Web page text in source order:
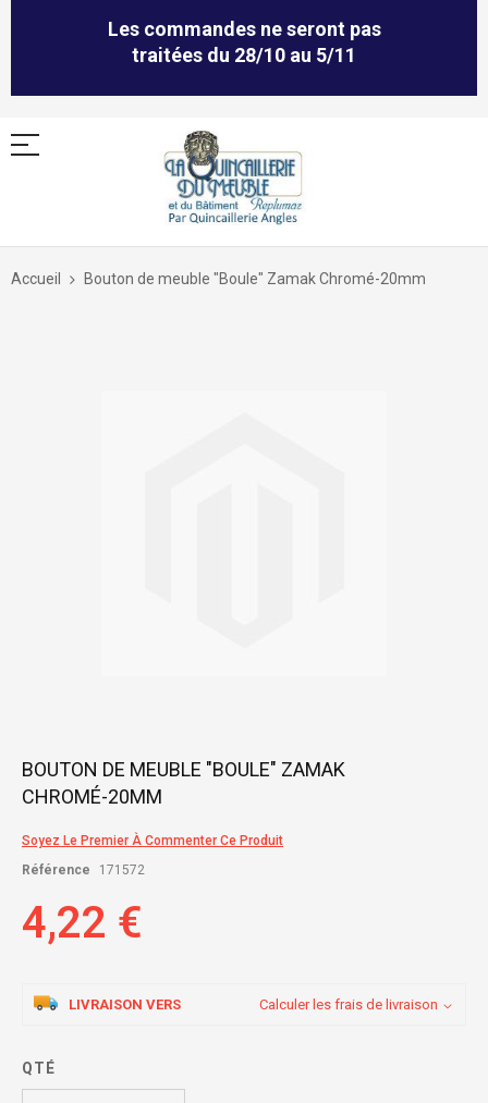
Les commandes ne seront pas
traitées du 28/10 au 5/11
Allez
contenu
Accueil Bouton de meuble "Boule" Zamak Chromé-20mm
Skip
the
of
images
BOUTON DE MEUBLE "BOULE" ZAMAK
CHROMÉ-20MM
Soyez Le Premier À Commenter Ce Produit
Référence
171572
4,22 €
LIVRAISON VERS Calculer les frais de livraison
QTÉ